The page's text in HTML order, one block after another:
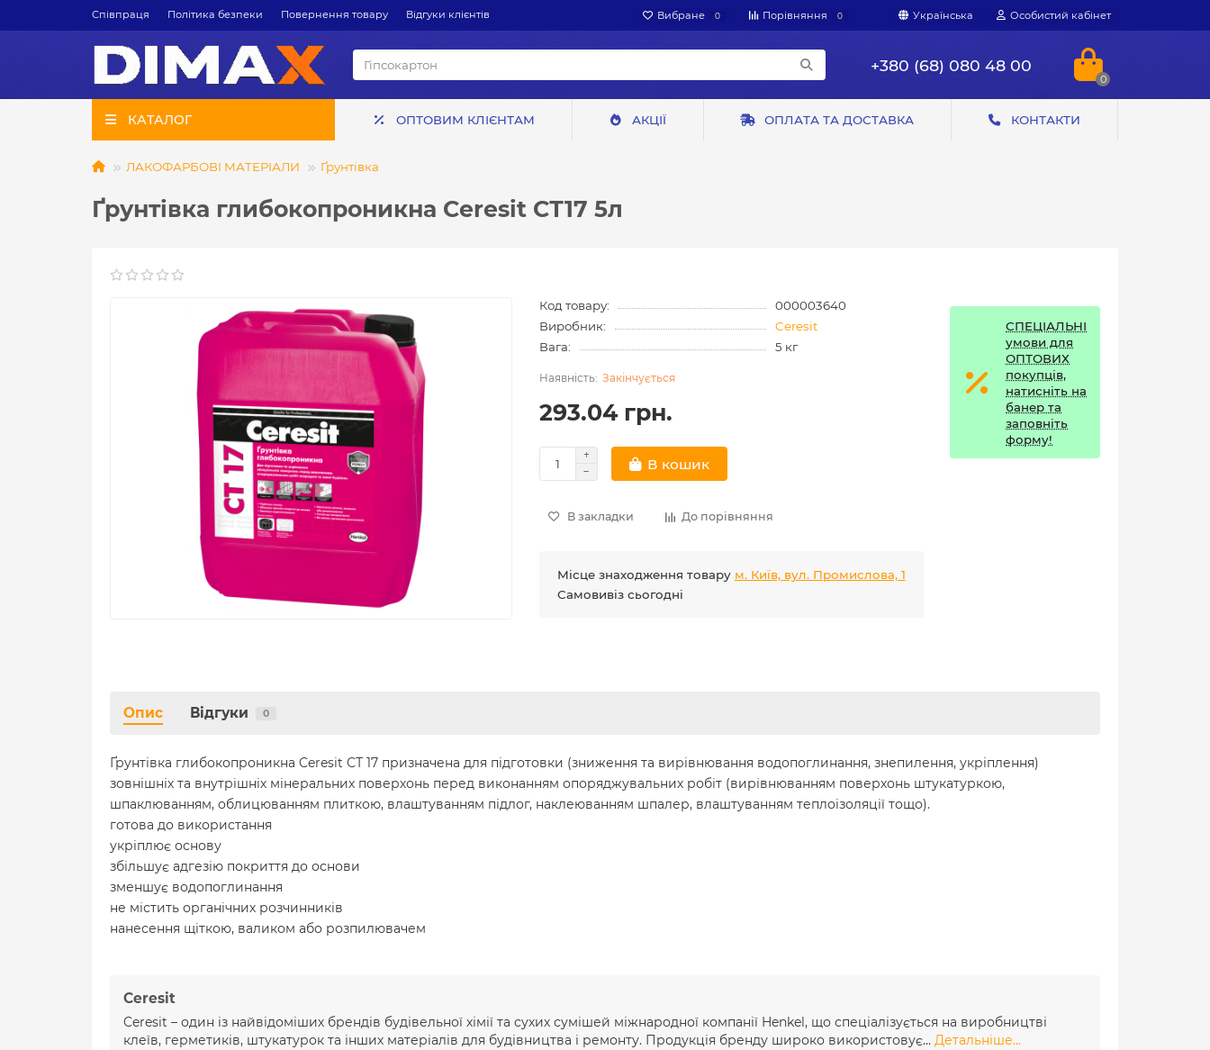
Співпраця Політика безпеки Повернення товару Відгуки клієнтів Вибране 0 Порівняння 0 Українська Особистий кабінет
+380 (68) 080 48 00
0
КАТАЛОГ ОПТОВИМ КЛІЄНТАМ АКЦІЇ ОПЛАТА ТА ДОСТАВКА КОНТАКТИ
ЛАКОФАРБОВІ МАТЕРІАЛИ Ґрунтівка
Ґрунтівка глибокопроникна Ceresit СТ17 5л
Код товару:
000003640
Виробник:
Ceresit
Вага:
5 кг
Закінчується
293.04 грн.
В кошик
В закладки До порівняння
Місце знаходження товару м. Київ, вул. Промислова, 1
Самовивіз сьогодні
СПЕЦІАЛЬНІ
умови для
ОПТОВИХ
покупців,
натисніть на
банер та
заповніть
форму!
Опис Відгуки 0
Ґрунтівка глибокопроникна Ceresit СТ 17 призначена для підготовки (зниження та вирівнювання водопоглинання, знепилення, укріплення)
зовнішніх та внутрішніх мінеральних поверхонь перед виконанням опоряджувальних робіт (вирівнюванням поверхонь штукатуркою,
шпаклюванням, облицюванням плиткою, влаштуванням підлог, наклеюванням шпалер, влаштуванням теплоізоляції тощо).
готова до використання
укріплює основу
збільшує адгезію покриття до основи
зменшує водопоглинання
не містить органічних розчинників
нанесення щіткою, валиком або розпилювачем
Ceresit
Ceresit – один із найвідоміших брендів будівельної хімії та сухих сумішей міжнародної компанії Henkel, що спеціалізується на виробництві
клеїв, герметиків, штукатурок та інших матеріалів для будівництва і ремонту. Продукція бренду широко використовує... Детальніше...